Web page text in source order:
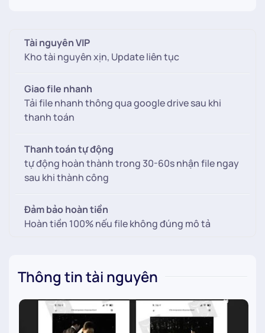
số
lượng
Tài nguyên VIP
Kho tài nguyên xịn, Update liên tục
Giao file nhanh
Tải file nhanh thông qua google drive sau khi
thanh toán
Thanh toán tự động
tự động hoàn thành trong 30-60s nhận file ngay
sau khi thành công
Đảm bảo hoàn tiền
Hoàn tiền 100% nếu file không đúng mô tả
Thông tin tài nguyên